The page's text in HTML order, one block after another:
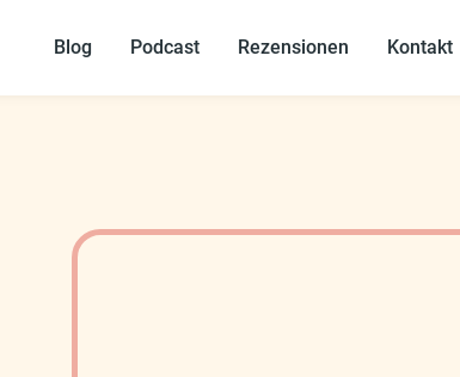
Blog Podcast Rezensionen Kontakt